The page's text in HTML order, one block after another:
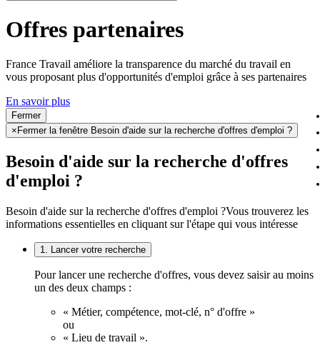
Offres partenaires
France Travail améliore la transparence du marché du travail en
vous proposant plus d'opportunités d'emploi grâce à ses partenaires
En savoir plus
Fermer
× Fermer la fenêtre Besoin d'aide sur la recherche d'offres d'emploi ?
Besoin d'aide sur la recherche d'offres
d'emploi ?
Besoin d'aide sur la recherche d'offres d'emploi ?Vous trouverez les
informations essentielles en cliquant sur l'étape qui vous intéresse
1. Lancer votre recherche
Pour lancer une recherche d'offres, vous devez saisir au moins
un des deux champs :
« Métier, compétence, mot-clé, n° d'offre »
ou
« Lieu de travail ».